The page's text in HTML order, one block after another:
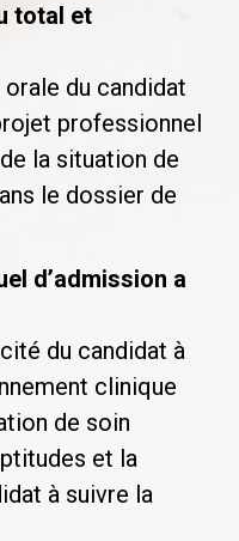
total et
du candidat
professionnel
la situation de
le dossier de
d’admission a
du candidat à
clinique
de soin
et la
à suivre la